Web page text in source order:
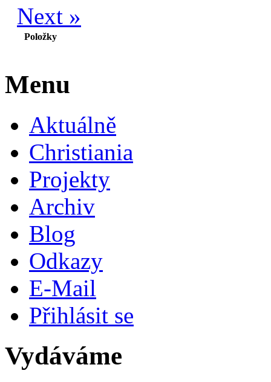
Next »
Položky
Menu
Aktuálně
Christiania
Projekty
Archiv
Blog
Odkazy
E-Mail
Přihlásit se
Vydáváme